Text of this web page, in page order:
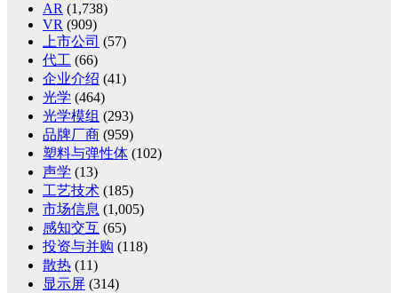
AR (1,738)
VR (909)
上市公司 (57)
代工 (66)
企业介绍 (41)
光学 (464)
光学模组 (293)
品牌厂商 (959)
塑料与弹性体 (102)
声学 (13)
工艺技术 (185)
市场信息 (1,005)
感知交互 (65)
投资与并购 (118)
散热 (11)
显示屏 (314)